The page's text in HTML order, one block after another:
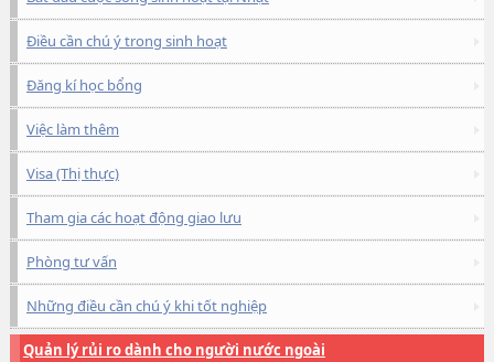
Điều cần chú ý trong sinh hoạt
Đăng kí học bổng
Việc làm thêm
Visa (Thị thực)
Tham gia các hoạt động giao lưu
Phòng tư vấn
Những điều cần chú ý khi tốt nghiệp
Quản lý rủi ro dành cho người nước ngoài